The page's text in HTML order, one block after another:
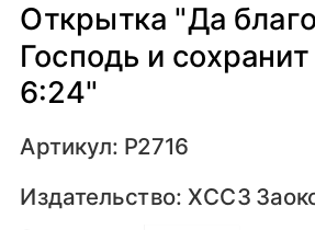
Открытка "Да
Господь и
6:24"
Артикул: Р2716
Издательство:ХССЗ